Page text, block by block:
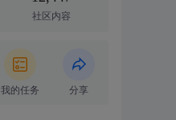
社区内容
我的任务 分享